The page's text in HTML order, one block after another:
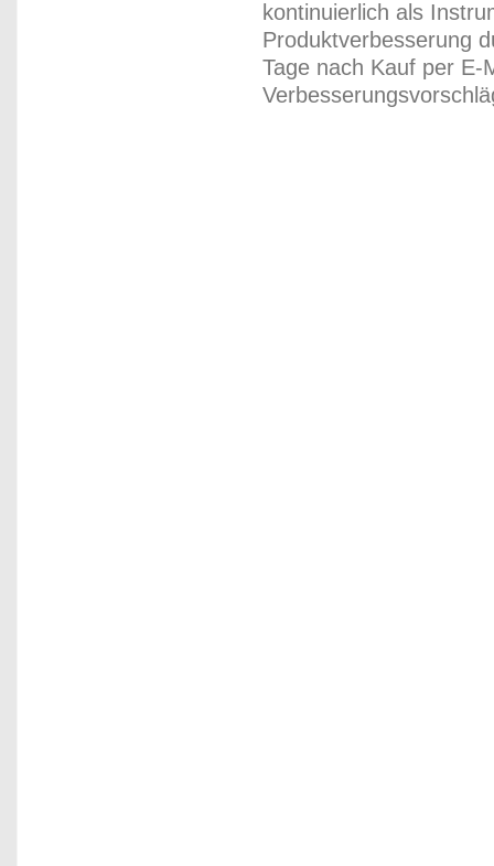
kontinuierlich als
Produktverbesserung
Tage nach Kauf per E-